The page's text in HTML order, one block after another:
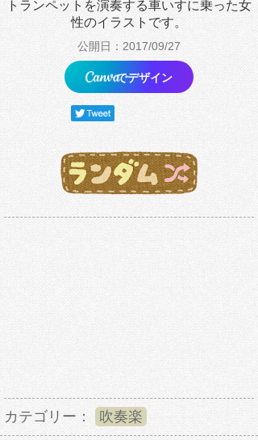
トランペットを演奏する車いすに乗った女
性のイラストです。
公開日：2017/09/27
でデザイン
カテゴリー： 吹奏楽